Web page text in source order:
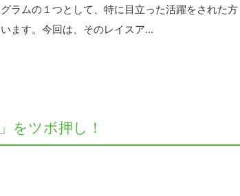
ラムの１つとして、特に目立った活躍をされた方
ます。今回は、そのレイスア...
をツボ押し！